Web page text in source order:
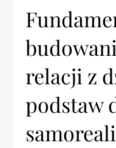
relacji z
podstaw